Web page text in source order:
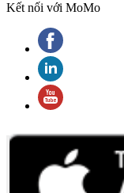
Kết nối với MoMo